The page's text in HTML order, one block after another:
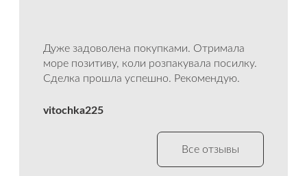
Дуже задоволена покупками. Отримала
море позитиву, коли розпакувала посилку.
Сделка прошла успешно. Рекомендую.
vitochka225
Все отзывы